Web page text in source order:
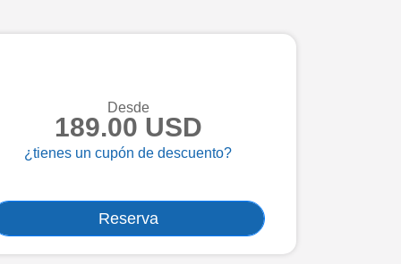
Desde
189.00 USD
¿tienes un cupón de descuento?
Reserva